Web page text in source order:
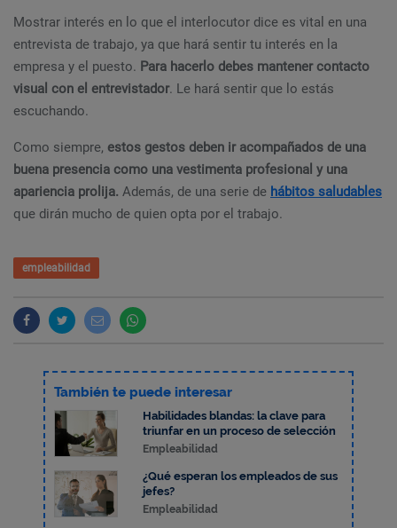
Mostrar interés en lo que el interlocutor dice es vital en una
entrevista de trabajo, ya que hará sentir tu interés en la
empresa y el puesto. Para hacerlo debes mantener contacto
visual con el entrevistador. Le hará sentir que lo estás
escuchando.
Como siempre, estos gestos deben ir acompañados de una
buena presencia como una vestimenta profesional y una
apariencia prolija. Además, de una serie de hábitos saludables
que dirán mucho de quien opta por el trabajo.
empleabilidad
También te puede interesar
Habilidades blandas: la clave para
triunfar en un proceso de selección
Empleabilidad
¿Qué esperan los empleados de sus
jefes?
Empleabilidad